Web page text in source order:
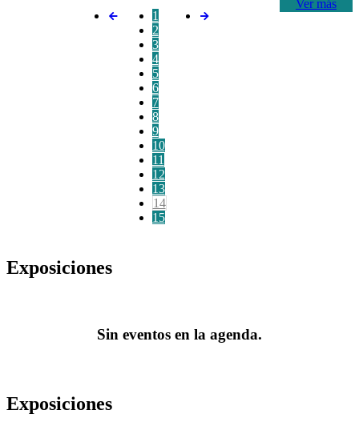
Ver más
1
2
3
4
5
6
7
8
9
10
11
12
13
14
15
Exposiciones
Sin eventos en la agenda.
Exposiciones